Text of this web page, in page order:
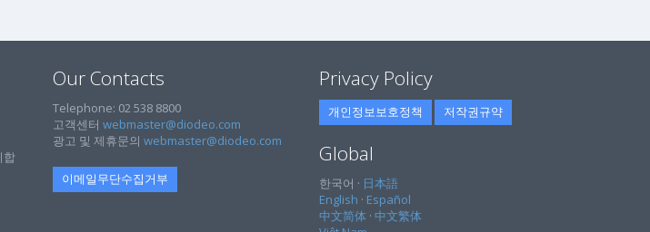
합
Our Contacts
Telephone: 02 538 8800
고객센터 webmaster@diodeo.com
광고 및 제휴문의 webmaster@diodeo.com
이메일무단수집거부
Privacy Policy
개인정보보호정책 저작권규약
Global
한국어 · 日本語
English · Español
中文简体 · 中文繁体